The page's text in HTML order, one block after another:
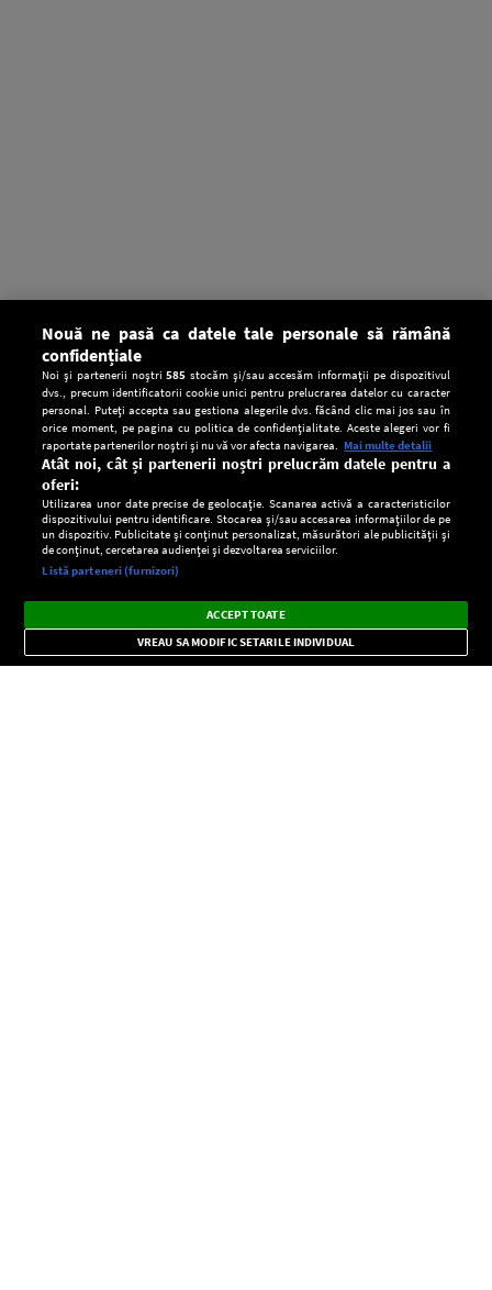
CONFIDENŢIALITATE
Setări:
Dark
Mode
Radio live, podcasturi, știri și alerte
importante.
×
Nouă ne pasă ca datele tale personale să rămână
confidențiale
Noi și partenerii noștri585 stocăm și/sau accesăm informații pe dispozitivul
dvs., precum identificatorii cookie unici pentru prelucrarea datelor cu caracter
personal. Puteți accepta sau gestiona alegerile dvs. făcând clic mai jos sau în
orice moment, pe pagina cu politica de confidențialitate. Aceste alegeri vor fi
raportate partenerilor noștri și nu vă vor afecta navigarea. Mai multe detalii
Atât noi, cât și partenerii noștri prelucrăm datele pentru a
oferi:
Utilizarea unor date precise de geolocație. Scanarea activă a caracteristicilor
dispozitivului pentru identificare. Stocarea și/sau accesarea informațiilor de pe
un dispozitiv. Publicitate și conținut personalizat, măsurători ale publicității și
de conținut, cercetarea audienței și dezvoltarea serviciilor.
Listă parteneri (furnizori)
ACCEPT TOATE
VREAU SA MODIFIC SETARILE INDIVIDUAL